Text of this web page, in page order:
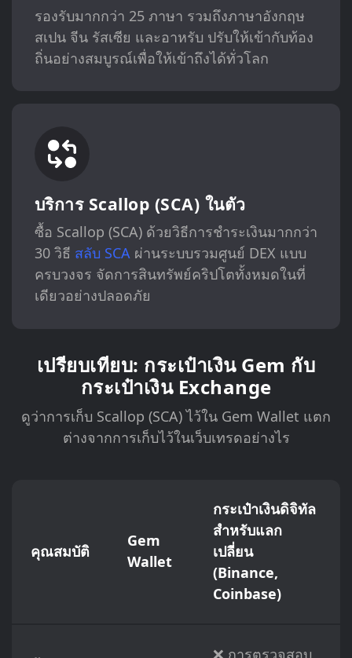
รองรับมากกว่า 25 ภาษา รวมถึงภาษาอังกฤษ
สเปน จีน รัสเซีย และอาหรับ ปรับให้เข้ากับท้อง
ถิ่นอย่างสมบูรณ์เพื่อให้เข้าถึงได้ทั่วโลก
บริการ Scallop (SCA) ในตัว
ซื้อ Scallop (SCA) ด้วยวิธีการชำระเงินมากกว่า
30 วิธี สลับ SCAผ่านระบบรวมศูนย์ DEX แบบ
ครบวงจร จัดการสินทรัพย์คริปโตทั้งหมดในที่
เดียวอย่างปลอดภัย
เปรียบเทียบ: กระเป๋าเงิน Gem กับ
กระเป๋าเงิน Exchange
ดูว่าการเก็บ Scallop (SCA) ไว้ใน Gem Wallet แตก
ต่างจากการเก็บไว้ในเว็บเทรดอย่างไร
คุณสมบัติ
Gem
Wallet
กระเป๋าเงินดิจิทัล
สำหรับแลก
เปลี่ยน
(Binance,
Coinbase)
❌ การตรวจสอบ